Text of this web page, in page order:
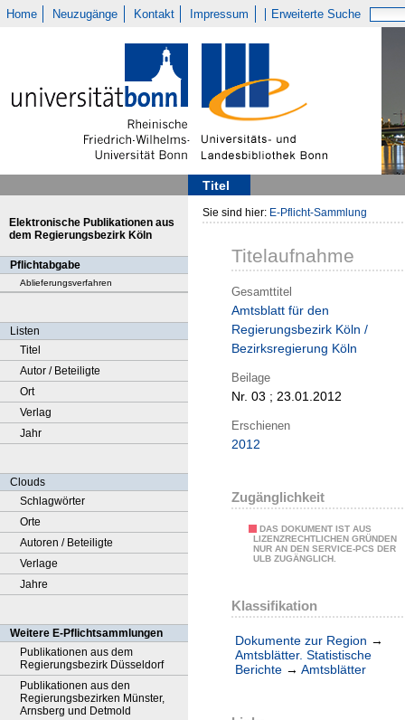
Home Neuzugänge Kontakt Impressum Erweiterte Suche
Titel
Elektronische Publikationen aus
dem Regierungsbezirk Köln
Pflichtabgabe
Ablieferungsverfahren
Listen
Titel
Autor / Beteiligte
Ort
Verlag
Jahr
Clouds
Schlagwörter
Orte
Autoren / Beteiligte
Verlage
Jahre
Weitere E-Pflichtsammlungen
Publikationen aus dem
Regierungsbezirk Düsseldorf
Publikationen aus den
Regierungsbezirken Münster,
Arnsberg und Detmold
Sie sind hier: E-Pflicht-Sammlung
Titelaufnahme
Gesamttitel
Amtsblatt für den
Regierungsbezirk Köln /
Bezirksregierung Köln
Beilage
Nr. 03 ; 23.01.2012
Erschienen
2012
Zugänglichkeit
DAS DOKUMENT IST AUS
LIZENZRECHTLICHEN GRÜNDEN
NUR AN DEN SERVICE-PCS DER
ULB ZUGÄNGLICH.
Klassifikation
Dokumente zur Region →
Amtsblätter. Statistische
Berichte → Amtsblätter